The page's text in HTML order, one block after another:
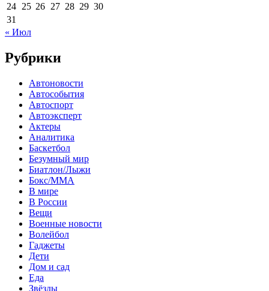
24 25 26 27 28 29 30
31
« Июл
Рубрики
Автоновости
Автособытия
Автоспорт
Автоэксперт
Актеры
Аналитика
Баскетбол
Безумный мир
Биатлон/Лыжи
Бокс/MMA
В мире
В России
Вещи
Военные новости
Волейбол
Гаджеты
Дети
Дом и сад
Еда
Звёзды